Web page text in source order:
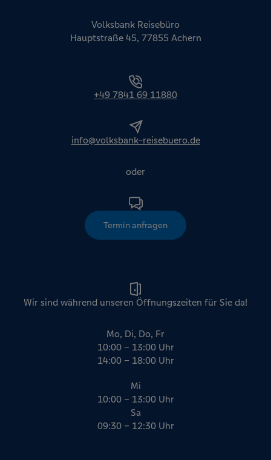
Volksbank Reisebüro
Hauptstraße 45, 77855 Achern
+49 7841 69 11880
info@volksbank-reisebuero.de
oder
Termin anfragen
Wir sind während unseren Öffnungszeiten für Sie da!
Mo, Di, Do, Fr
10:00 – 13:00 Uhr
14:00 – 18:00 Uhr
Mi
10:00 – 13:00 Uhr
Sa
09:30 – 12:30 Uhr